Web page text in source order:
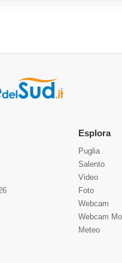
Esplora
Puglia
Salento
Video
Foto
Webcam
Webcam
Meteo